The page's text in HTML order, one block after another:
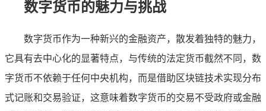
数字货币的魅力与挑战
数字货币作为一种新兴的金融资产，散发着独特的魅力，
它具有去中心化的显著特点，与传统的法定货币截然不同，数
字货币不依赖于任何中央机构，而是借助区块链技术实现分布
式记账和交易验证，这意味着数字货币的交易不受政府或金融